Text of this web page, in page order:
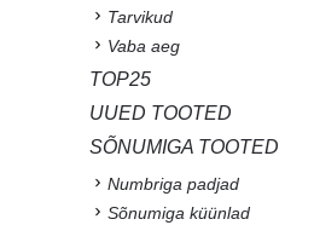
Tarvikud
Vaba aeg
TOP25
UUED TOOTED
SÕNUMIGA TOOTED
Numbriga padjad
Sõnumiga küünlad